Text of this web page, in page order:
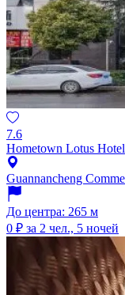
7.6
Hometown Lotus Hotel
Guannancheng
До центра: 265 м
0 ₽ за 2 чел., 5 ночей